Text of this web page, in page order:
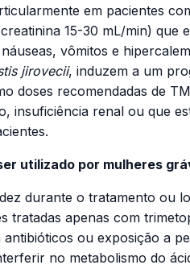
em pacientes
15-30 mL/min)
vômitos e
jirovecii, induzem a um
doses recomendadas de
insuficiência renal ou que
utilizado por mulheres
durante o tratamento ou
tratadas apenas com
ou exposição a
no metabolismo do